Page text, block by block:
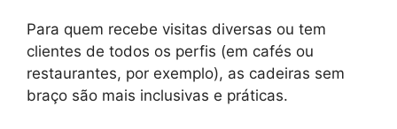
Para quem recebe visitas diversas ou tem
clientes de todos os perfis (em cafés ou
restaurantes, por exemplo), as cadeiras sem
braço são mais inclusivas e práticas.